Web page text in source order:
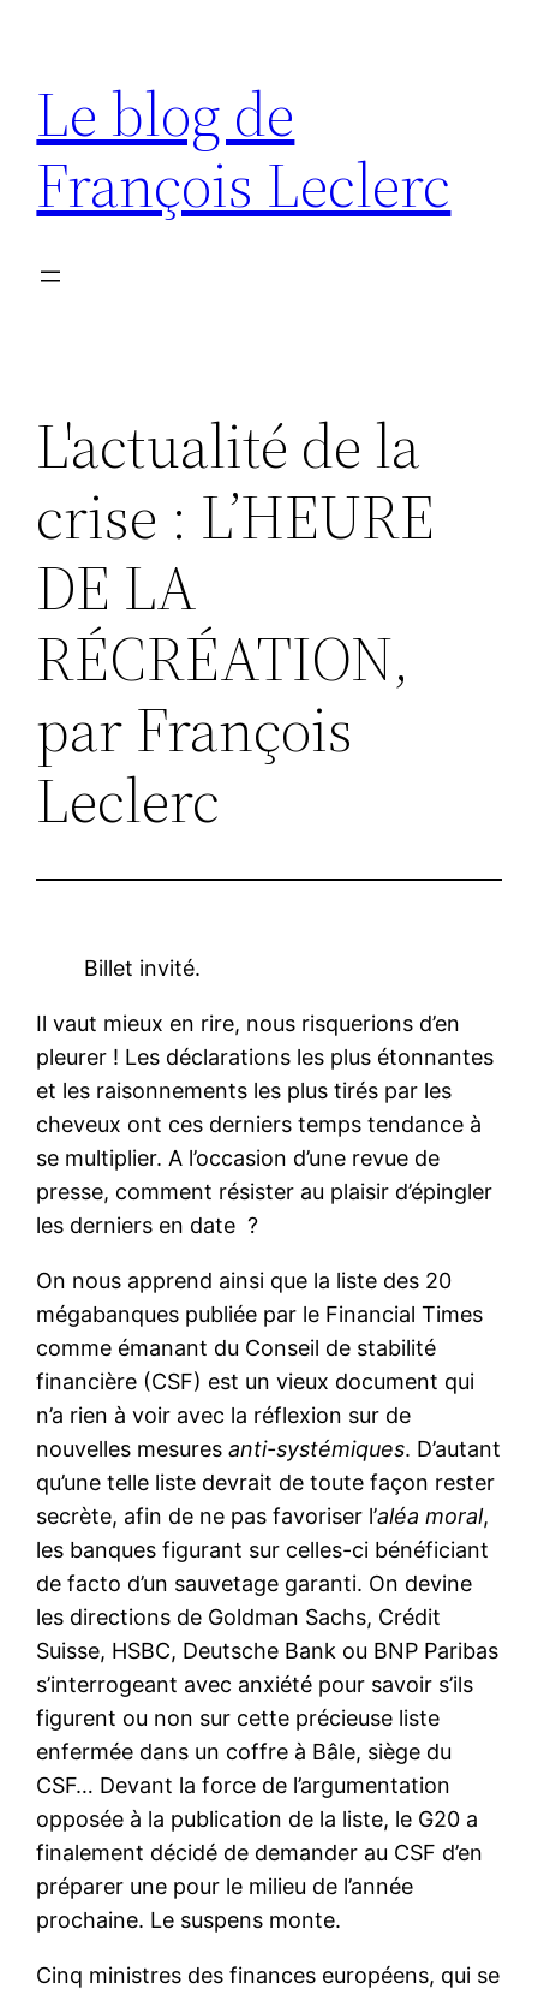
contenu
Le blog de
François Leclerc
L'actualité de la
crise : L’HEURE
DE LA
RÉCRÉATION,
par François
Leclerc
Billet invité.
Il vaut mieux en rire, nous risquerions d’en
pleurer ! Les déclarations les plus étonnantes
et les raisonnements les plus tirés par les
cheveux ont ces derniers temps tendance à
se multiplier. A l’occasion d’une revue de
presse, comment résister au plaisir d’épingler
les derniers en date ?
On nous apprend ainsi que la liste des 20
mégabanques publiée par le Financial Times
comme émanant du Conseil de stabilité
financière (CSF) est un vieux document qui
n’a rien à voir avec la réflexion sur de
nouvelles mesuresanti-systémiques. D’autant
qu’une telle liste devrait de toute façon rester
secrète, afin de ne pas favoriser l’aléa moral,
les banques figurant sur celles-ci bénéficiant
de facto d’un sauvetage garanti. On devine
les directions de Goldman Sachs, Crédit
Suisse, HSBC, Deutsche Bank ou BNP Paribas
s’interrogeant avec anxiété pour savoir s’ils
figurent ou non sur cette précieuse liste
enfermée dans un coffre à Bâle, siège du
CSF… Devant la force de l’argumentation
opposée à la publication de la liste, le G20 a
finalement décidé de demander au CSF d’en
préparer une pour le milieu de l’année
prochaine. Le suspens monte.
Cinq ministres des finances européens, qui se